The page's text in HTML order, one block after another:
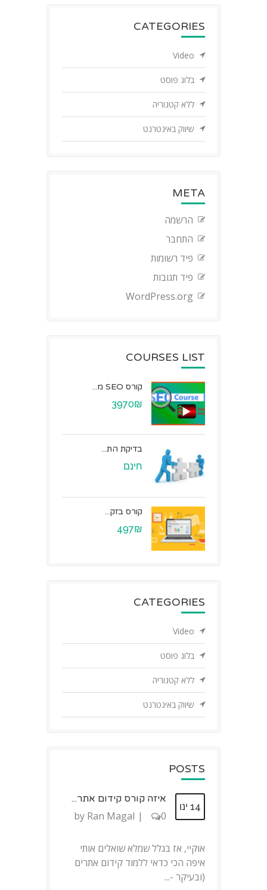
CATEGORIES
Video
בלוג פוסט
ללא קטגוריה
שיווק באינטרנט
META
הרשמה
התחבר
פיד רשומות
פיד תגובות
WordPress.org
COURSES LIST
קורס SEO מ...
3970₪
בדיקת הת...
חינם
קורס בזק...
497₪
CATEGORIES
Video
בלוג פוסט
ללא קטגוריה
שיווק באינטרנט
POSTS
14 ינו
איזה קורס קידום אתר...
by Ran Magal | 0
אוקיי, אז בגלל שמלא שואלים אותי
איפה הכי כדאי ללמוד קידום אתרים
(ובעיקר -...